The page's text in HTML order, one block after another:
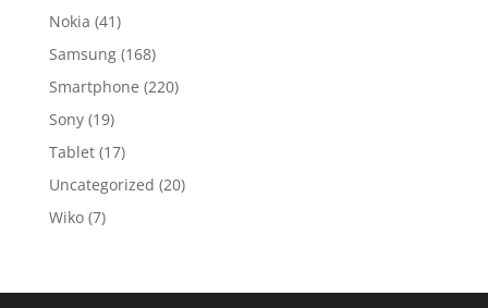
Nokia (41)
Samsung (168)
Smartphone (220)
Sony (19)
Tablet (17)
Uncategorized (20)
Wiko (7)